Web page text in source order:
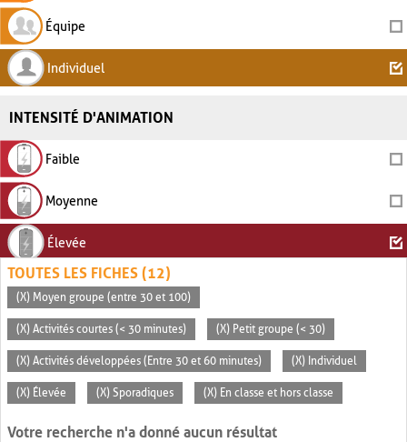
Équipe
Individuel
INTENSITÉ D'ANIMATION
Faible
Moyenne
Élevée
TOUTES LES FICHES (12)
(X) Moyen groupe (entre 30 et 100)
(X) Activités courtes (< 30 minutes) (X) Petit groupe (< 30)
(X) Activités développées (Entre 30 et 60 minutes) (X) Individuel
(X) Élevée (X) Sporadiques (X) En classe et hors classe
Votre recherche n'a donné aucun résultat